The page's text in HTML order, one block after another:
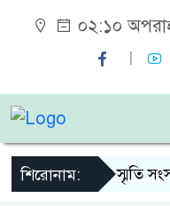
০২:১০
শিরোনাম:
শহীদ জিয়া স্মৃতি